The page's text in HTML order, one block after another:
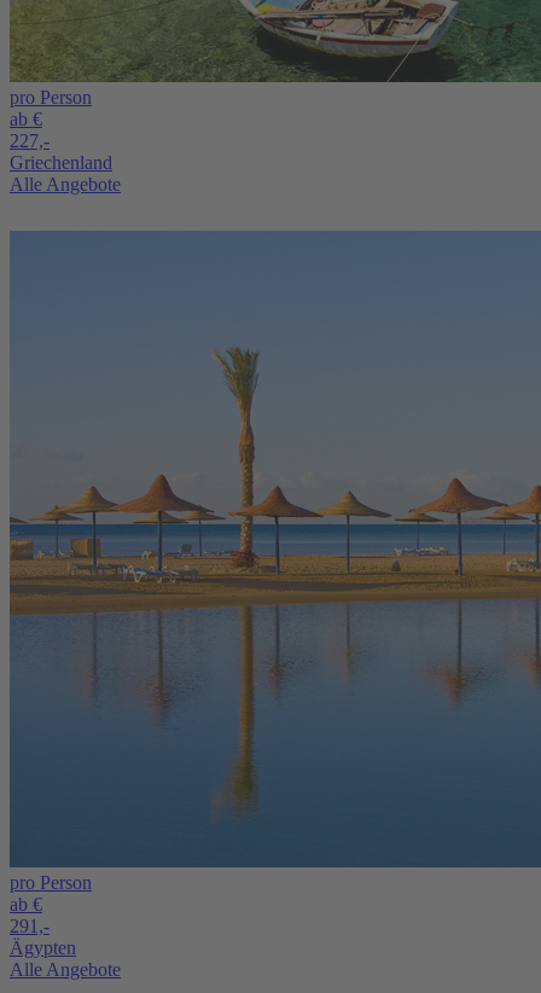
pro Person
ab €
227,-
Griechenland
Alle Angebote
pro Person
ab €
291,-
Ägypten
Alle Angebote